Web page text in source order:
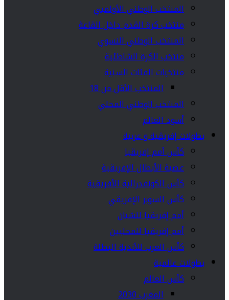
المنتخب الوطني الأولمبي
منتخب كرة القدم داخل القاعة
المنتخب الوطني النسوي
منتخب الكرة الشاطئية
منتخبات الفئات السنية
المنتخب الأقل من 18
المنتخب الوطني المحلي
أسود العالم
بطولات إفريقية و عربية
كأس أمم إفريقيا
عصبة الأبطال الإفريقية
كأس الكونفدرالية الأفريقية
كأس السوبر الإفريقي
أمم إفريقيا للشبان
أمم إفريقيا للمحليين
كأس العرب للأندية البطلة
بطولات عالمية
كأس العالم
المغرب 2030